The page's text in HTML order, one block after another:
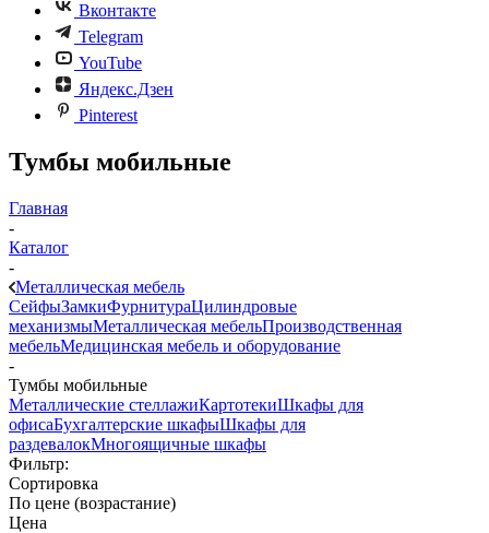
Вконтакте
Telegram
YouTube
Яндекс.Дзен
Pinterest
Тумбы мобильные
Главная
-
Каталог
-
Металлическая мебель
СейфыЗамкиФурнитураЦилиндровые
механизмыМеталлическая мебельПроизводственная
мебельМедицинская мебель и оборудование
-
Тумбы мобильные
Металлические стеллажиКартотекиШкафы для
офисаБухгалтерские шкафыШкафы для
раздевалокМногоящичные шкафы
Фильтр:
Сортировка
По цене (возрастание)
Цена